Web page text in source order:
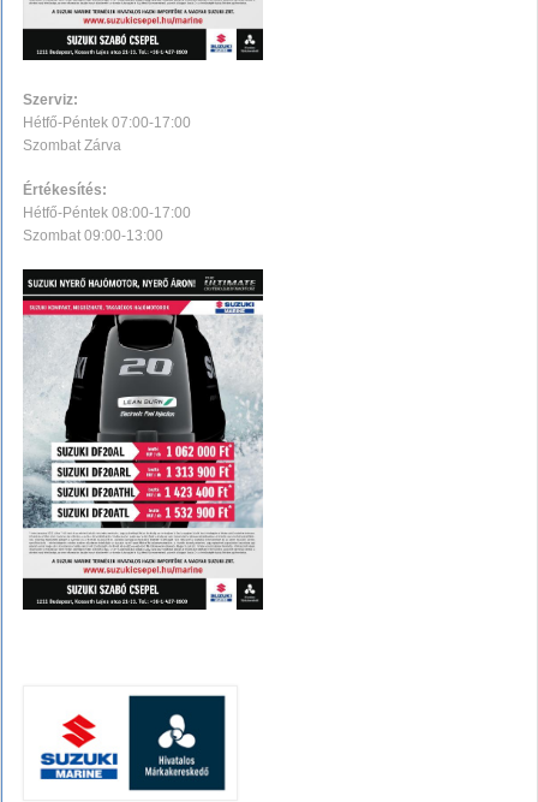
Szerviz:
Hétfő-Péntek 07:00-17:00
Szombat Zárva
Értékesítés:
Hétfő-Péntek 08:00-17:00
Szombat 09:00-13:00